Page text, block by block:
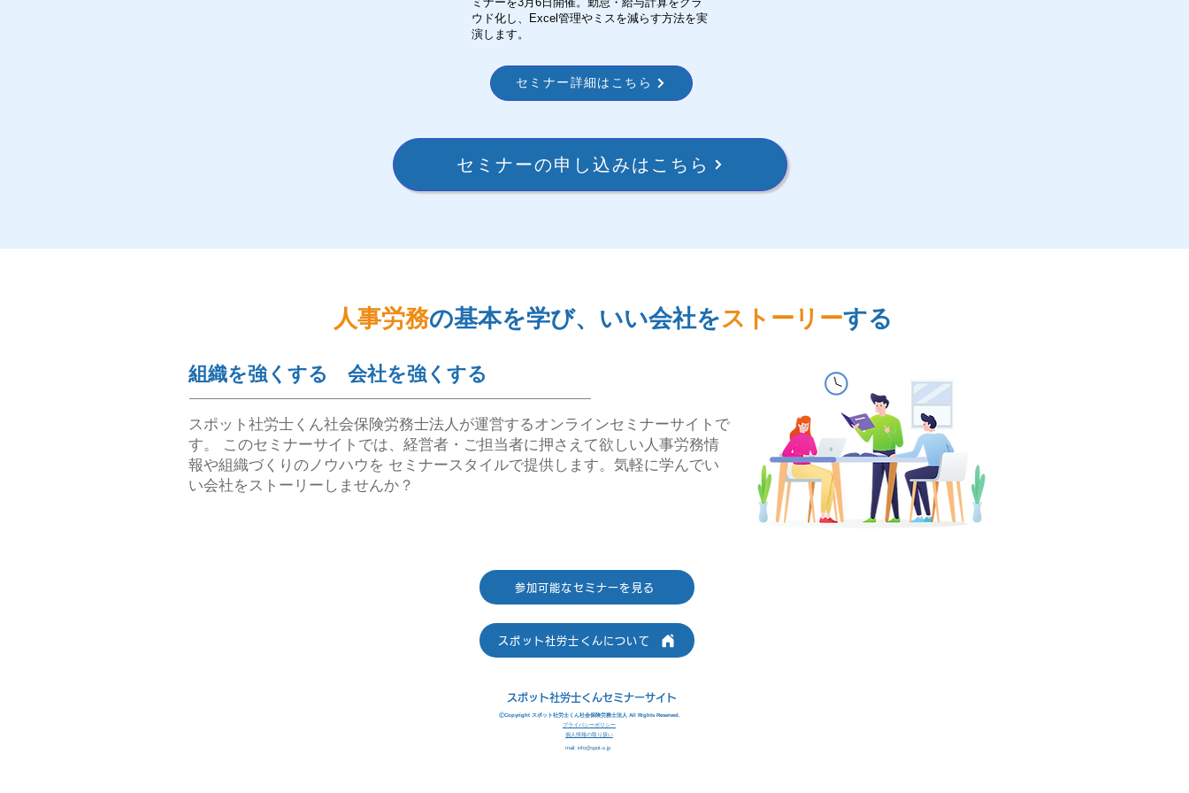
ウド化し、Excel管理やミスを減らす方法を実
演します。
セミナー詳細はこちら
セミナーの申し込みはこちら
人事労務の基本を学び、いい会社をストーリーする
組織を強くする 会社を強くする
スポット社労士くん社会保険労務士法人が運営するオンラインセミナーサイトで
す。 このセミナーサイトでは、経営者・ご担当者に押さえて欲しい人事労務情
報や組織づくりのノウハウを セミナースタイルで提供します。気軽に学んでい
い会社をストーリーしませんか？
参加可能なセミナーを見る
スポット社労士くんについて
スポット社労士くんセミナーサイト
🄫Copyright スポット社労士くん社会保険労務士法人 All Rights Reserved.
プライバシーポリシー
個人情報の取り扱い
mail: info@spot-s.jp